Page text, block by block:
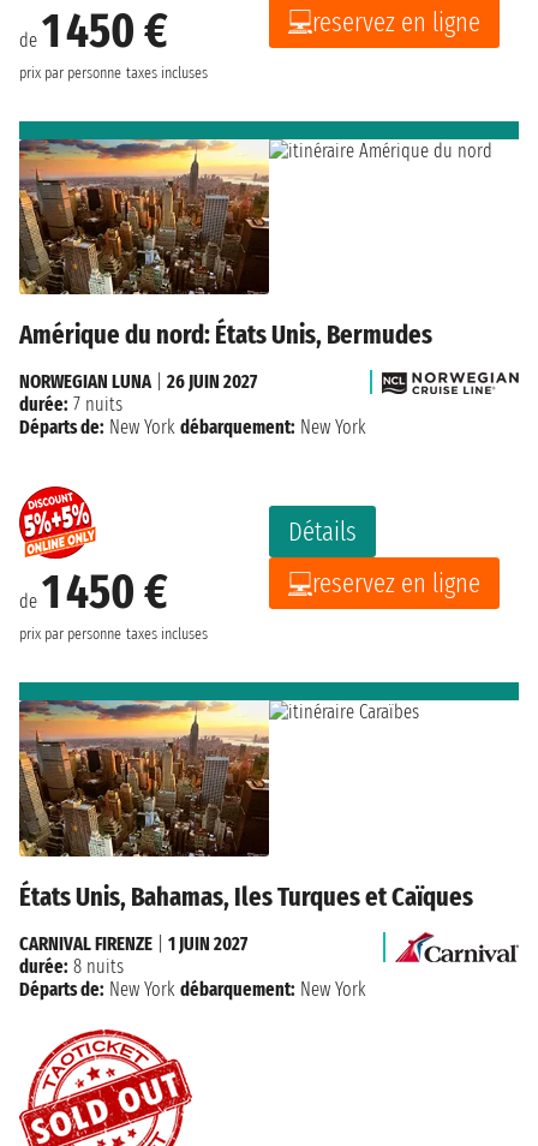
de 1 450 €
prix par personne taxes incluses
reservez en ligne
Amérique du nord: États Unis, Bermudes
de 1 450 €
prix par personne taxes incluses
Détails
reservez en ligne
NORWEGIAN LUNA| 26 JUIN 2027
durée: 7 nuits
Départs de: New York débarquement: New York
États Unis, Bahamas, Iles Turques et Caïques
CARNIVAL FIRENZE
1 JUIN 2027
durée: 8 nuits
Départs de: New York débarquement: New York